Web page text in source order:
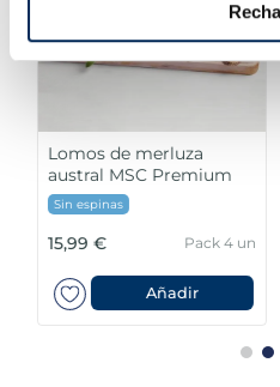
Lomos de merluza
austral MSC Premium
Sin espinas
15,99 € Pack 4 un
Añadir